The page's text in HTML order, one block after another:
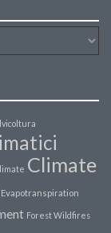
Climate
Evapotranspiration
Forest Wildfires